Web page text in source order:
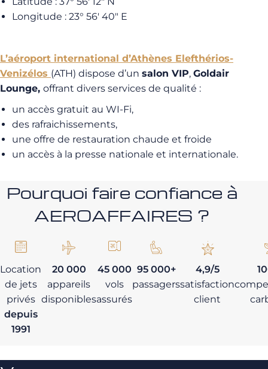
Longitude : 23° 56′ 40″ E
L’aéroport international d’Athènes Elefthérios-
Venizélos (ATH) dispose d’un salon VIP, Goldair
Lounge, offrant divers services de qualité :
un accès gratuit au WI-Fi,
des rafraichissements,
une offre de restauration chaude et froide
un accès à la presse nationale et internationale.
Pourquoi faire confiance à
AEROAFFAIRES ?
Location
de jets
privés
depuis
1991
20 000
appareils
disponibles
45 000
vols
assurés
95 000+
passagers
4,9/5
satisfaction
client